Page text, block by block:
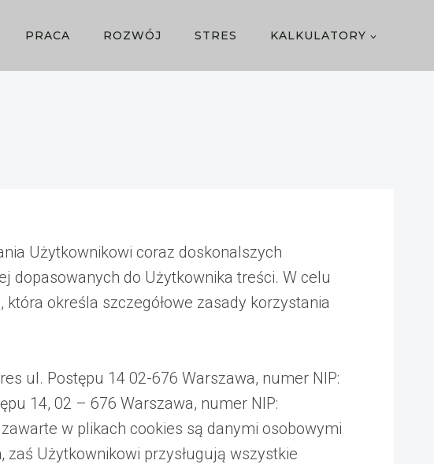
PRACA ROZWÓJ STRES KALKULATORY
Użytkownikowi coraz doskonalszych
dopasowanych do Użytkownika treści. W celu
określa szczegółowe zasady korzystania
ul. Postępu 14 02-676 Warszawa, numer NIP:
14, 02 – 676 Warszawa, numer NIP:
w plikach cookies są danymi osobowymi
Użytkownikowi przysługują wszystkie